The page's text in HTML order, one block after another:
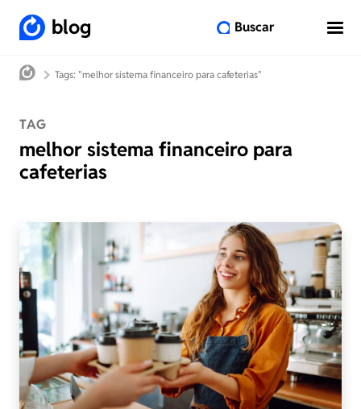
blog Buscar
Tags: "melhor sistema financeiro para cafeterias"
TAG
melhor sistema financeiro para
cafeterias